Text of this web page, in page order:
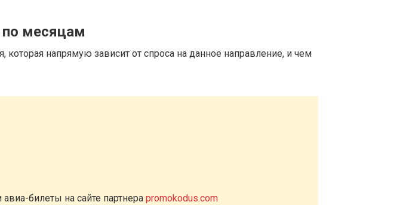
по месяцам
которая напрямую зависит от спроса на данное направление, и чем
билеты на сайте партнера promokodus.com